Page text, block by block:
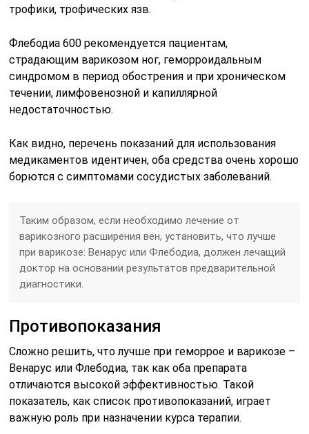
трофики, трофических язв.
Флебодиа 600 рекомендуется пациентам,
страдающим варикозом ног, геморроидальным
синдромом в период обострения и при хроническом
течении, лимфовенозной и капиллярной
недостаточностью.
Как видно, перечень показаний для использования
медикаментов идентичен, оба средства очень хорошо
борются с симптомами сосудистых заболеваний.
Таким образом, если необходимо лечение от
варикозного расширения вен, установить, что лучше
при варикозе: Венарус или Флебодиа, должен лечащий
доктор на основании результатов предварительной
диагностики.
Противопоказания
Сложно решить, что лучше при геморрое и варикозе –
Венарус или Флебодиа, так как оба препарата
отличаются высокой эффективностью. Такой
показатель, как список противопоказаний, играет
важную роль при назначении курса терапии.